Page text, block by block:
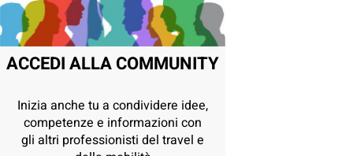
ACCEDI ALLA COMMUNITY
Inizia anche tu a condividere idee,
competenze e informazioni con
gli altri professionisti del travel e